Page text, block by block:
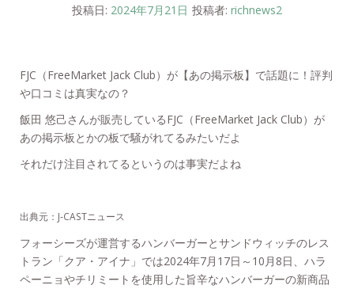
投稿日: 2024年7月21日 投稿者: richnews2
FJC（FreeMarket Jack Club）が【あの掲示板】で話題に！評判
や口コミは真実なの？
飯田 悠己さんが販売しているFJC（FreeMarket Jack Club）が
あの掲示板とかの板で騒がれてるみたいだよ
それだけ注目されてるというのは事実だよね
出典元：J-CASTニュース
フォーシーズが運営するハンバーガーとサンドウィッチのレス
トラン「クア・アイナ」では2024年7月17日～10月8日、ハラ
ペーニョやチリミートを使用した旨辛なハンバーガーの新商品